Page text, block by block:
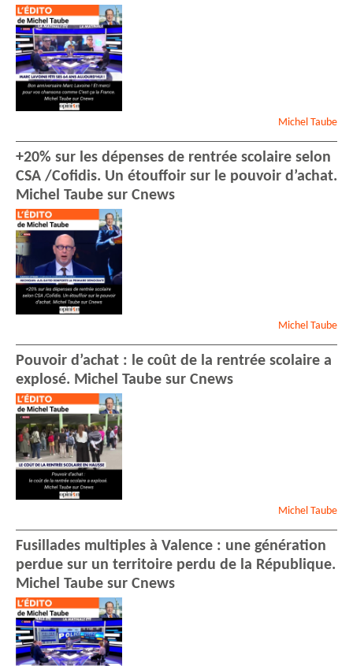
Michel Taube
+20% sur les dépenses de rentrée scolaire selon
CSA /Cofidis. Un étouffoir sur le pouvoir d’achat.
Michel Taube sur Cnews
Michel Taube
Pouvoir d’achat : le coût de la rentrée scolaire a
explosé. Michel Taube sur Cnews
Michel Taube
Fusillades multiples à Valence : une génération
perdue sur un territoire perdu de la République.
Michel Taube sur Cnews